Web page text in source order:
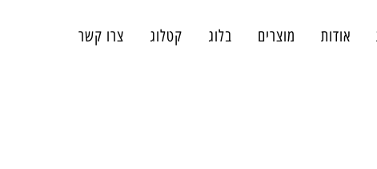
אודות מוצרים בלוג קטלוג צרו קשר